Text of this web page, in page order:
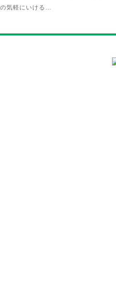
気軽にいける…